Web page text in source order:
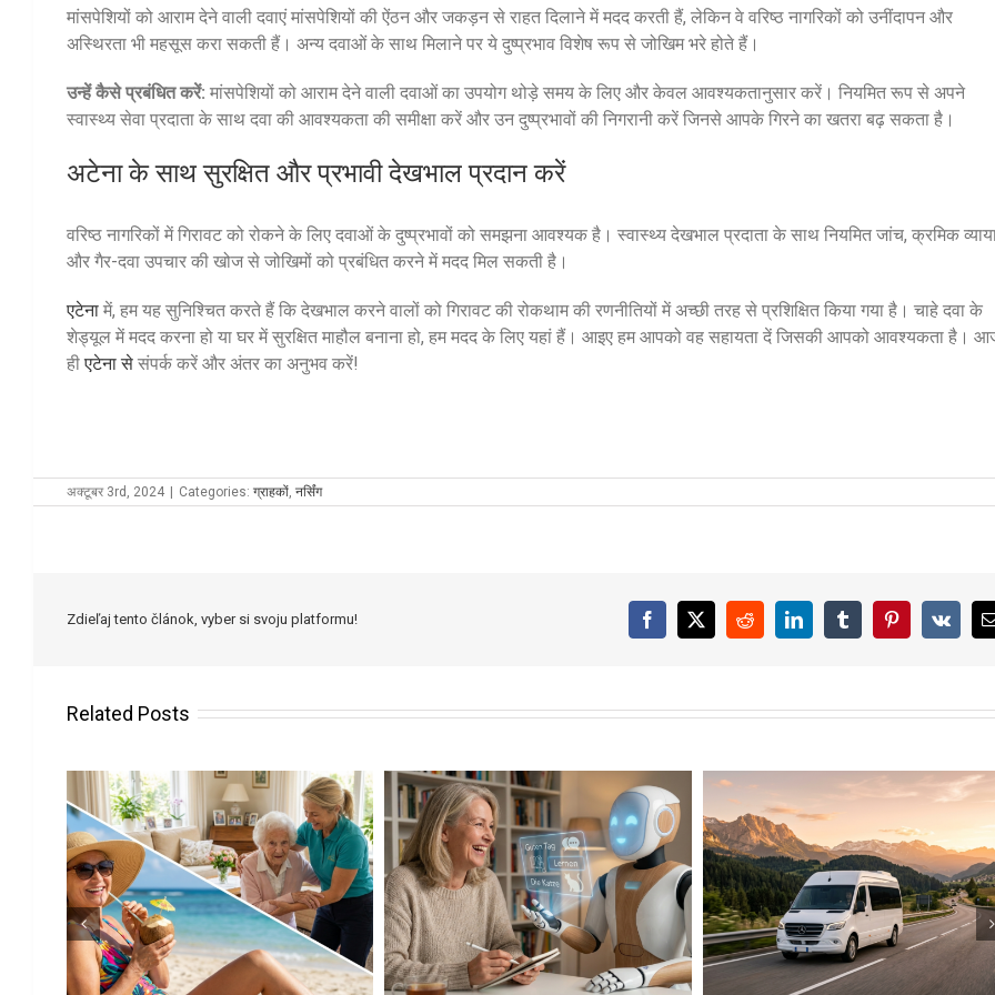
मांसपेशियों को आराम देने वाली दवाएं मांसपेशियों की ऐंठन और जकड़न से राहत दिलाने में मदद करती हैं, लेकिन वे वरिष्ठ नागरिकों को उनींदापन और
अस्थिरता भी महसूस करा सकती हैं। अन्य दवाओं के साथ मिलाने पर ये दुष्प्रभाव विशेष रूप से जोखिम भरे होते हैं।
उन्हें कैसे प्रबंधित करें: मांसपेशियों को आराम देने वाली दवाओं का उपयोग थोड़े समय के लिए और केवल आवश्यकतानुसार करें। नियमित रूप से अपने
स्वास्थ्य सेवा प्रदाता के साथ दवा की आवश्यकता की समीक्षा करें और उन दुष्प्रभावों की निगरानी करें जिनसे आपके गिरने का खतरा बढ़ सकता है।
अटेनाके साथ सुरक्षित और प्रभावी देखभाल प्रदान करें
वरिष्ठ नागरिकों में गिरावट को रोकने के लिए दवाओं के दुष्प्रभावों को समझना आवश्यक है। स्वास्थ्य देखभाल प्रदाता के साथ नियमित जांच, क्रमिक
और गैर-दवा उपचार की खोज से जोखिमों को प्रबंधित करने में मदद मिल सकती है।
एटेना में, हम यह सुनिश्चित करते हैं कि देखभाल करने वालों को गिरावट की रोकथाम की रणनीतियों में अच्छी तरह से प्रशिक्षित किया गया है। चाहे दवा के
शेड्यूल में मदद करना हो या घर में सुरक्षित माहौल बनाना हो, हम मदद के लिए यहां हैं। आइए हम आपको वह सहायता दें जिसकी आपको आवश्यकता है।
हीएटेना से संपर्क करें और अंतर का अनुभव करें!
अक्टूबर 3rd, 2024 | Categories: ग्राहकों नर्सिंग
Zdieľaj tento článok, vyber si svoju platformu! Facebook
X RedditLinkedInTumblrPinterest
Vk
Related Posts